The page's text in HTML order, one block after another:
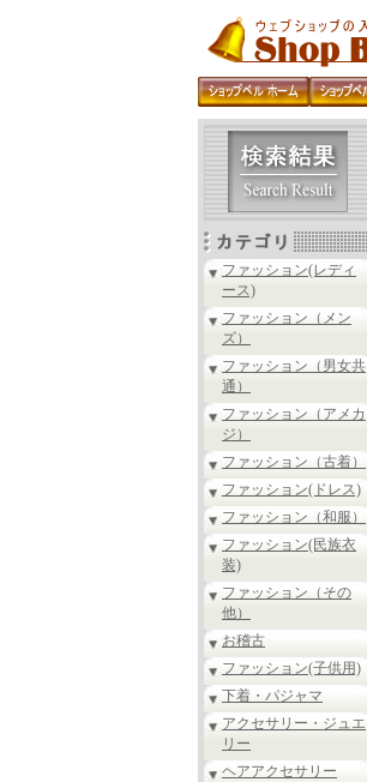
ファッション(レディ
ース)
ファッション（メン
ズ）
ファッション（男女共
通）
ファッション（アメカ
ジ）
ファッション（古着）
ファッション(ドレス)
ファッション（和服）
ファッション(民族衣
装)
ファッション（その
他）
お稽古
ファッション(子供用)
下着・パジャマ
アクセサリー・ジュエ
リー
ヘアアクセサリー